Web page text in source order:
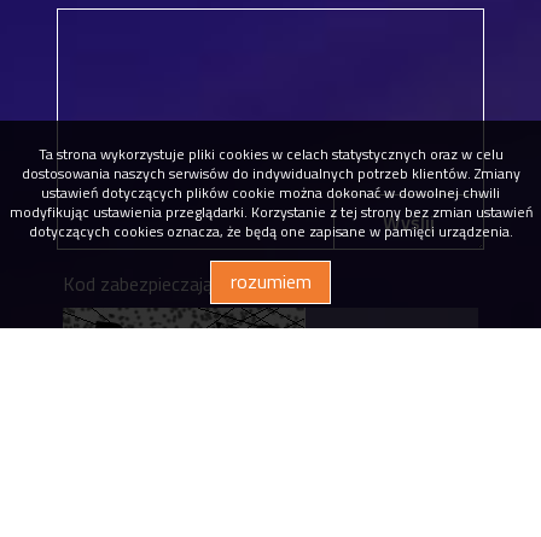
Wyślij
Kod zabezpieczający
Ta strona wykorzystuje pliki cookies w celach statystycznych oraz w celu
dostosowania naszych serwisów do indywidualnych potrzeb klientów. Zmiany
ustawień dotyczących plików cookie można dokonać w dowolnej chwili
modyfikując ustawienia przeglądarki. Korzystanie z tej strony bez zmian ustawień
dotyczących cookies oznacza, że będą one zapisane w pamięci urządzenia.
rozumiem